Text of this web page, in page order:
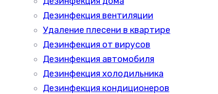
Дезинфекция вентиляции
Удаление плесени в квартире
Дезинфекция от вирусов
Дезинфекция автомобиля
Дезинфекция холодильника
Дезинфекция кондиционеров